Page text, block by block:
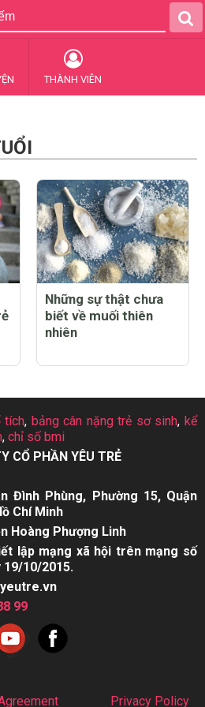
THÀNH VIÊN
Những sự thật chưa
biết về muối thiên
nhiên
tích, bảng cân nặng trẻ sơ sinh,kể
, chỉ số bmi
CỔ PHẦN YÊU TRẺ
Đình Phùng, Phường 15, Quận
Chí Minh
Hoàng Phượng Linh
lập mạng xã hội trên mạng số
19/10/2015.
99
Privacy Policy